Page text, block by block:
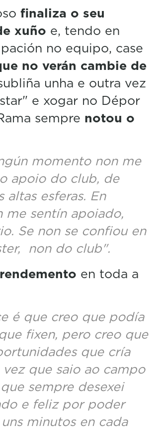
u
e
0
finaliza o seu
xuño e, tendo en
no equipo, case
no verán cambie de
unha e outra vez
e xogar no Dépor
sempre notou o
momento non me
apoio do club, de
esferas. En
sentín apoiado,
Se non se confiou en
non do club".
en toda a
é que creo que podía
fixen, pero creo que
que cría
que saio ao campo
sempre desexei
e feliz por poder
minutos en cada